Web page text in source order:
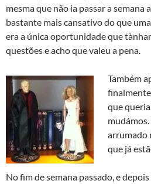
mesma que não ia passar a semana
bastante mais cansativo do que
era a única oportunidade que
questões e acho que valeu a pena.
Também
que
arrumado
que já
No fim de semana passado, e